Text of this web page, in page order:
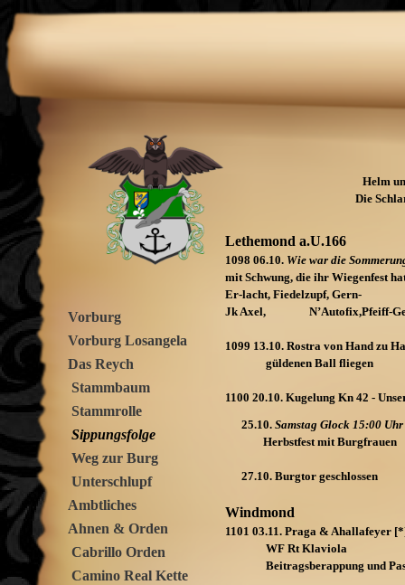
Vorburg
Vorburg Losangela
Das Reych
Stammbaum
Stammrolle
Sippungsfolge
Weg zur Burg
Unterschlupf
Ambtliches
Ahnen & Orden
Cabrillo Orden
Camino Real Kette
Helm
Die
Lethemond a.U.166
1098 06.10. Wie war die
mit Schwung, die ihr
Er-lacht, Fiedelzupf, Gern-
Jk Axel, N’Autofix,Pfeiff-
1099 13.10. Rostra von Hand zu
güldenen Ball fliegen
1100 20.10. Kugelung Kn 42 -
25.10. Samstag Glock 15:00 Uhr
Herbstfest mit Burgfrauen
27.10. Burgtor geschlossen
Windmond
1101 03.11. Praga & Ahallafeyer
WF Rt Klaviola
Beitragsberappung und